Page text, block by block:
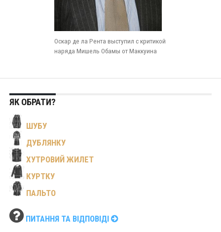
Оскар де ла Рента выступил с критикой
наряда Мишель Обамы от Маккуина
ЯК ОБРАТИ?
ШУБУ
ДУБЛЯНКУ
ХУТРОВИЙ ЖИЛЕТ
КУРТКУ
ПАЛЬТО
ПИТАННЯ ТА ВІДПОВІДІ